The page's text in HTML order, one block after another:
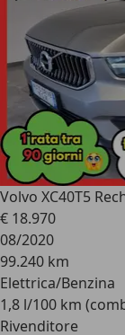
Volvo XC40T5
€ 18.970
08/2020
99.240 km
Elettrica/Benzina
1,8 l/100 km
Rivenditore